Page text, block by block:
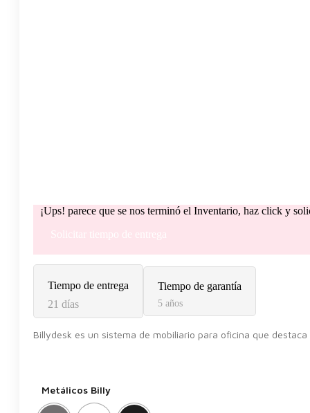
¡Ups! parece que se nos terminó el Inventario, haz click y
Solicitar tiempo de entrega
Tiempo de entrega
21 días
Tiempo de garantía
5 años
Billydesk es un sistema de mobiliario para oficina que
Metálicos Billy